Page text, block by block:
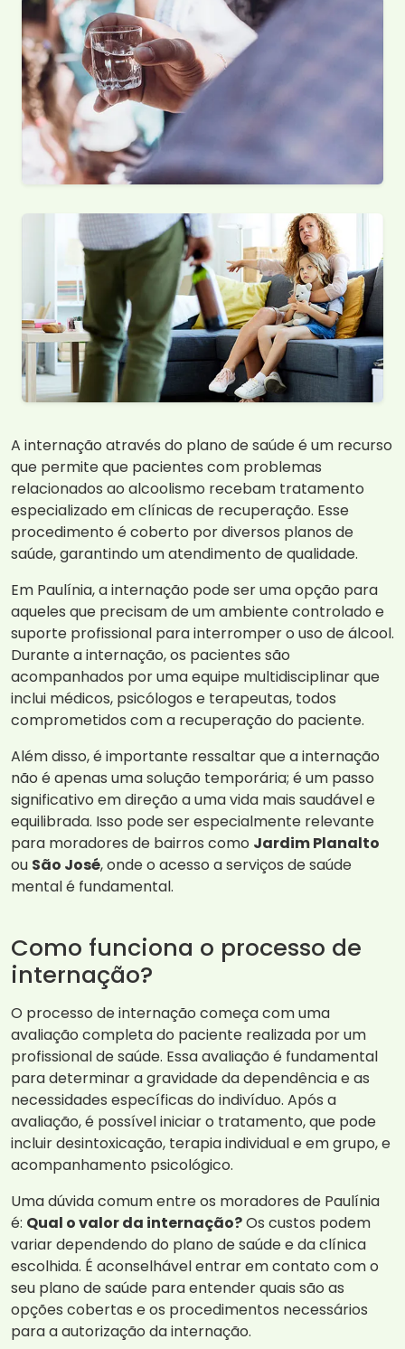
A internação através do plano de saúde é um recurso
que permite que pacientes com problemas
relacionados ao alcoolismo recebam tratamento
especializado em clínicas de recuperação. Esse
procedimento é coberto por diversos planos de
saúde, garantindo um atendimento de qualidade.
Em Paulínia, a internação pode ser uma opção para
aqueles que precisam de um ambiente controlado e
suporte profissional para interromper o uso de álcool.
Durante a internação, os pacientes são
acompanhados por uma equipe multidisciplinar que
inclui médicos, psicólogos e terapeutas, todos
comprometidos com a recuperação do paciente.
Além disso, é importante ressaltar que a internação
não é apenas uma solução temporária; é um passo
significativo em direção a uma vida mais saudável e
equilibrada. Isso pode ser especialmente relevante
para moradores de bairros como Jardim Planalto
ou São José, onde o acesso a serviços de saúde
mental é fundamental.
Como funciona o processo de
internação?
O processo de internação começa com uma
avaliação completa do paciente realizada por um
profissional de saúde. Essa avaliação é fundamental
para determinar a gravidade da dependência e as
necessidades específicas do indivíduo. Após a
avaliação, é possível iniciar o tratamento, que pode
incluir desintoxicação, terapia individual e em grupo, e
acompanhamento psicológico.
Uma dúvida comum entre os moradores de Paulínia
é: Qual o valor da internação?Os custos podem
variar dependendo do plano de saúde e da clínica
escolhida. É aconselhável entrar em contato com o
seu plano de saúde para entender quais são as
opções cobertas e os procedimentos necessários
para a autorização da internação.